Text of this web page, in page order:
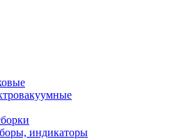
индикаторы